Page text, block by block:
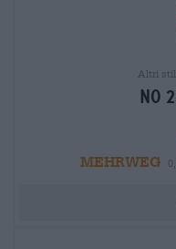
Altri
no
MEHRWEG